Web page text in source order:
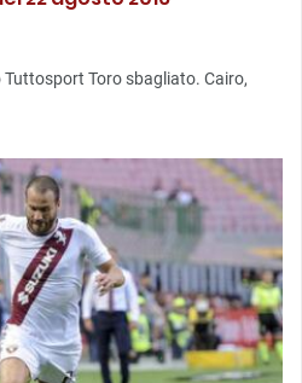
Toro sbagliato. Cairo,